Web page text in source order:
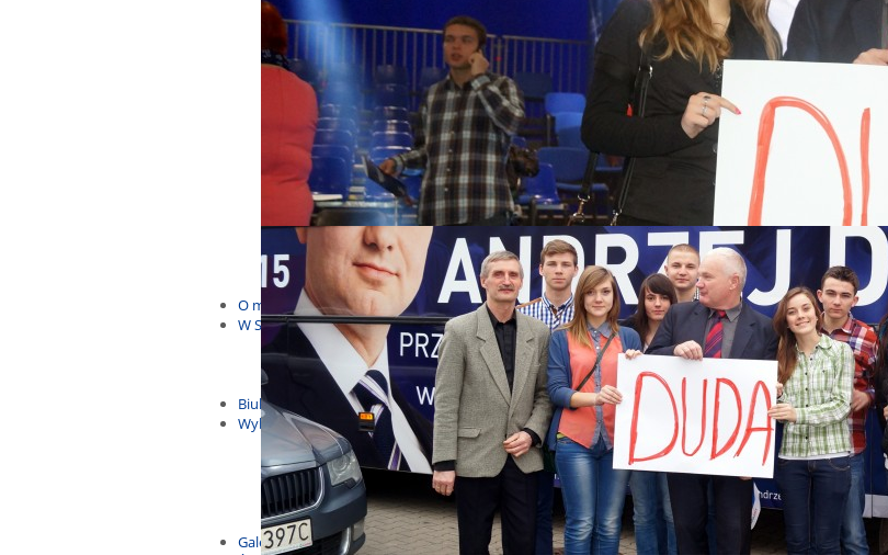
Sejmowe
Budżet Obywatelski 2021
Dla dzieci i młodzieży
Msze, marsze i wiece
KOLONIE 2022
Wybory samorządowe 2018
Dożynki 2014
EUROWYBORY 2019
Debaty i spotkania 2016
Debaty i spotkania 2019
wybory
Kolonie Stegna 2020
Spotkanie w Bronowie
WYJAZDY
O mnie
W Sejmie
Patroni Roku 2016
Św. Jan Paweł II Patronem Roku 2015
10.04.2014 - Czwarta Roczniica Katastrofy Smoleńskiej
Biuletyny
Wybory
Wybory samorządowe
Wybory parlamentarne
Wybory do Parlamentu Europejskiego
Wybory prezydenckie 2020
Wybory 2014
Galeria